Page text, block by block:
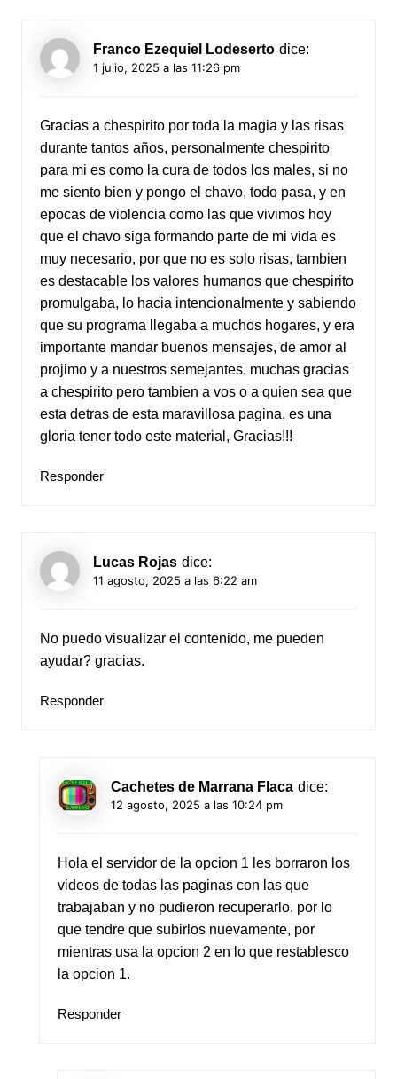
Franco Ezequiel Lodeserto dice:
1 julio, 2025 a las 11:26 pm
Gracias a chespirito por toda la magia y las risas
durante tantos años, personalmente chespirito
para mi es como la cura de todos los males, si no
me siento bien y pongo el chavo, todo pasa, y en
epocas de violencia como las que vivimos hoy
que el chavo siga formando parte de mi vida es
muy necesario, por que no es solo risas, tambien
es destacable los valores humanos que chespirito
promulgaba, lo hacia intencionalmente y sabiendo
que su programa llegaba a muchos hogares, y era
importante mandar buenos mensajes, de amor al
projimo y a nuestros semejantes, muchas gracias
a chespirito pero tambien a vos o a quien sea que
esta detras de esta maravillosa pagina, es una
gloria tener todo este material, Gracias!!!
Responder
Lucas Rojas dice:
11 agosto, 2025 a las 6:22 am
No puedo visualizar el contenido, me pueden
ayudar? gracias.
Responder
Cachetes de Marrana Flaca dice:
12 agosto, 2025 a las 10:24 pm
Hola el servidor de la opcion 1 les borraron los
videos de todas las paginas con las que
trabajaban y no pudieron recuperarlo, por lo
que tendre que subirlos nuevamente, por
mientras usa la opcion 2 en lo que restablesco
la opcion 1.
Responder